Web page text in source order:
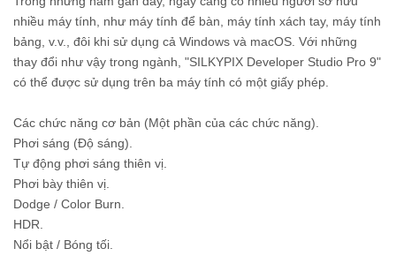
nhiều máy tính, như máy tính để bàn, máy tính xách tay, máy tính
bảng, v.v., đôi khi sử dụng cả Windows và macOS. Với những
thay đổi như vậy trong ngành, "SILKYPIX Developer Studio Pro 9"
có thể được sử dụng trên ba máy tính có một giấy phép.
Các chức năng cơ bản (Một phần của các chức năng).
Phơi sáng (Độ sáng).
Tự động phơi sáng thiên vị.
Phơi bày thiên vị.
Dodge / Color Burn.
HDR.
Nổi bật / Bóng tối.